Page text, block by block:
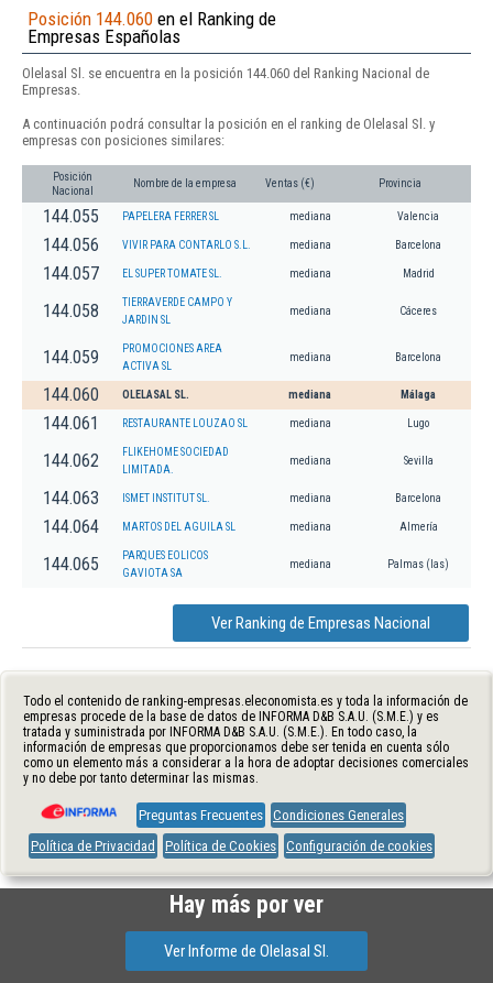
Posición 144.060 en el Ranking de
Empresas Españolas
Olelasal Sl. se encuentra en la posición 144.060 del Ranking Nacional de
Empresas.
A continuación podrá consultar la posición en el ranking de Olelasal Sl. y
empresas con posiciones similares:
Posición
Nacional
Nombre de la empresa Ventas (€) Provincia
144.055 PAPELERA FERRER SL mediana Valencia
144.056 VIVIR PARA CONTARLO S.L. mediana Barcelona
144.057 EL SUPER TOMATE SL. mediana Madrid
144.058
TIERRAVERDE CAMPO Y
JARDIN SL
mediana Cáceres
144.059
PROMOCIONES AREA
ACTIVA SL
mediana Barcelona
144.060 OLELASAL SL. mediana Málaga
144.061 RESTAURANTE LOUZAO SL mediana Lugo
144.062
FLIKEHOME SOCIEDAD
LIMITADA.
mediana Sevilla
144.063 ISMET INSTITUT SL. mediana Barcelona
144.064 MARTOS DEL AGUILA SL mediana Almería
144.065
PARQUES EOLICOS
GAVIOTA SA
mediana Palmas (las)
Ver Ranking de Empresas Nacional
Todo el contenido de ranking-empresas.eleconomista.es y toda la información de
empresas procede de la base de datos de INFORMA D&B S.A.U. (S.M.E.) y es
tratada y suministrada por INFORMA D&B S.A.U. (S.M.E.). En todo caso, la
información de empresas que proporcionamos debe ser tenida en cuenta sólo
como un elemento más a considerar a la hora de adoptar decisiones comerciales
y no debe por tanto determinar las mismas.
Preguntas Frecuentes Condiciones Generales
Política de Privacidad
Política de Cookies Configuración de cookies
Hay más por ver
Ver Informe de Olelasal Sl.